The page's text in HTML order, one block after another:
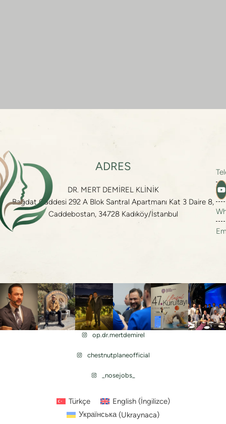
ADRES
DR. MERT DEMİREL KLİNİK
Bağdat Caddesi 292 A Blok Santral Apartmanı Kat 3 Daire 8,
Caddebostan, 34728 Kadıköy/İstanbul
op.dr.mertdemirel
chestnutplaneofficial
_nosejobs_
Türkçe English(İngilizce)
Українська(Ukraynaca)